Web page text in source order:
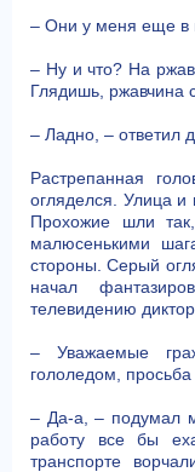
– Они у меня еще в
– Ну и что? На
Глядишь, ржавчина
– Ладно, – ответил
Растрепанная
огляделся. Улица и
Прохожие шли
малюсенькими
стороны. Серый
начал
телевидению
– Уважаемые
гололедом, просьба
– Да-а, – подумал
работу все бы
транспорте